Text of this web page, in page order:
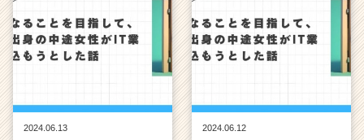
2024.06.13
2024.06.12